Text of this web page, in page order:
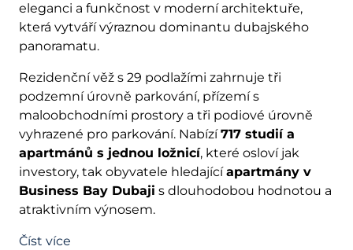
eleganci a funkčnost v moderní architektuře,
která vytváří výraznou dominantu dubajského
panoramatu.
Rezidenční věž s 29 podlažími zahrnuje tři
podzemní úrovně parkování, přízemí s
maloobchodními prostory a tři podiové úrovně
vyhrazené pro parkování. Nabízí717 studií a
apartmánů s jednou ložnicí, které osloví jak
investory, tak obyvatele hledajícíapartmány v
Business Bay Dubaji s dlouhodobou hodnotou a
atraktivním výnosem.
Číst více